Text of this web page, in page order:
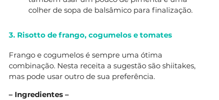
colher de sopa de balsâmico para finalização.
3. Risotto de frango, cogumelos e tomates
Frango e cogumelos é sempre uma ótima
combinação. Nesta receita a sugestão são shiitakes,
mas pode usar outro de sua preferência.
– Ingredientes –